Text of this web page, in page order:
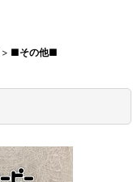
> ■その他■